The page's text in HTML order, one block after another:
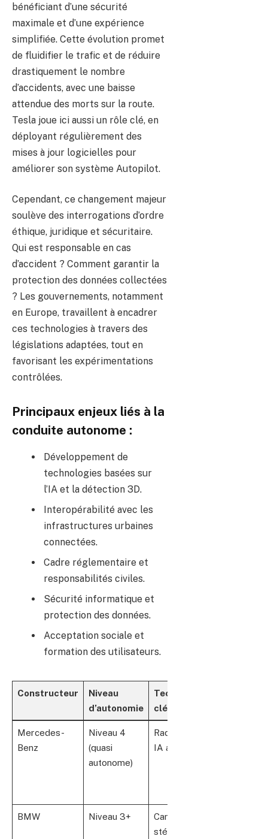
bénéficiant d’une sécurité
maximale et d’une expérience
simplifiée. Cette évolution promet
de fluidifier le trafic et de réduire
drastiquement le nombre
d’accidents, avec une baisse
attendue des morts sur la route.
Tesla joue ici aussi un rôle clé, en
déployant régulièrement des
mises à jour logicielles pour
améliorer son système Autopilot.
Cependant, ce changement majeur
soulève des interrogations d’ordre
éthique, juridique et sécuritaire.
Qui est responsable en cas
d’accident ? Comment garantir la
protection des données collectées
? Les gouvernements, notamment
en Europe, travaillent à encadrer
ces technologies à travers des
législations adaptées, tout en
favorisant les expérimentations
contrôlées.
Principaux enjeux liés à la
conduite autonome :
Développement de
technologies basées sur
l’IA et la détection 3D.
Interopérabilité avec les
infrastructures urbaines
connectées.
Cadre réglementaire et
responsabilités civiles.
Sécurité informatique et
protection des données.
Acceptation sociale et
formation des utilisateurs.
Constructeur
Niveau
d’autonomie
Technologies
clés
Mercedes-
Benz
Niveau 4
(quasi
autonome)
Radar, LIDAR,
IA avancée
BMW Niveau 3+
Caméras
stéréo,